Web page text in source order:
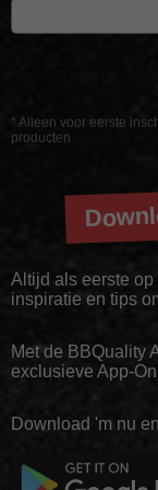
* Alleen voor eerste
producten
Altijd als eerste
inspiratie en tips
Met de BBQuality
exclusieve App-
Download 'm nu